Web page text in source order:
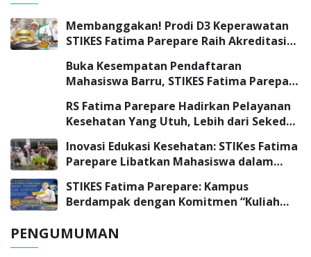
Membanggakan! Prodi D3 Keperawatan
STIKES Fatima Parepare Raih Akreditasi
Buka Kesempatan Pendaftaran
Mahasiswa Barru, STIKES Fatima Parepare
RS Fatima Parepare Hadirkan Pelayanan
Kesehatan Yang Utuh, Lebih dari Sekedar
Inovasi Edukasi Kesehatan: STIKes Fatima
Parepare Libatkan Mahasiswa dalam
STIKES Fatima Parepare: Kampus
Berdampak dengan Komitmen “Kuliah
PENGUMUMAN